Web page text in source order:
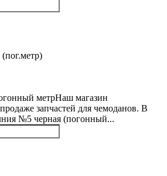
метрНаш магазин
запчастей для чемоданов. В
№5 черная (погонный...